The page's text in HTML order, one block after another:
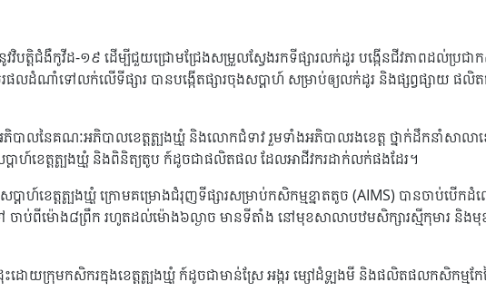
ជំងឺកូវីដ-១៩ ដើម្បីជួយជ្រោមជ្រែងសម្រួលស្វែងរកទីផ្សារលក់ដូរ បង្កើនជីវភាពដល់ប្រជាកសិ
រផលដំណាំទៅលក់លើទីផ្សារ បានបង្កើតផ្សារចុងសប្តាហ៍ សម្រាប់ឲ្យលក់ដូរ និងផ្សព្វផ្សាយ ផលិ
លនៃគណៈអភិបាលខេត្តត្បូងឃ្មុំ និងលោកជំទាវ រួមទាំងអភិបាលរងខេត្ត ថ្នាក់ដឹកនាំសាលាខេ
តាហ៍ខេត្តត្បូងឃ្មុំ និងពិនិត្យតូប ក៍ដូចជាផលិតផល ដែលអាជីវករដាក់លក់ផងដែរ។
ប្តាហ៍ខេត្តត្បូងឃ្មុំ ក្រោមគម្រោងជំរុញទីផ្សារសម្រាប់កសិកម្មខ្នាតតូច (AIMS) បានចាប់បើក
ចាប់ពីម៉ោង៨ព្រឹក រហូតដល់ម៉ោង៦ល្ងាច មានទីតាំង នៅមុខសាលាបឋមសិក្សារស្មីកុមារ និងមុ
ះដោយក្រុមកសិករក្នុងខេត្តត្បូងឃ្មុំ ក៍ដូចជាមាន់ស្រែ អង្ករ ម្សៅដំឡូងមី និងផលិតផលកសិកម្មក